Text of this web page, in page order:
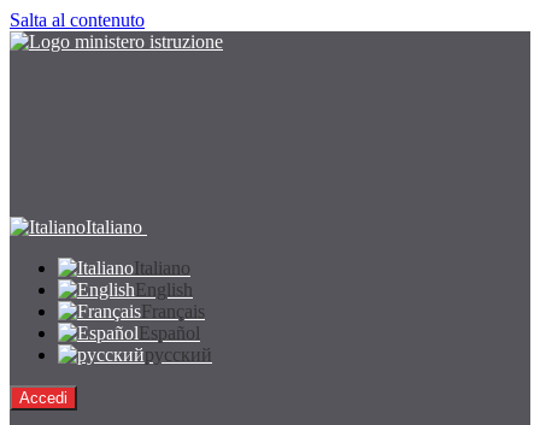
Salta al contenuto
Italiano
Italiano
English
Français
Español
русский
Accedi